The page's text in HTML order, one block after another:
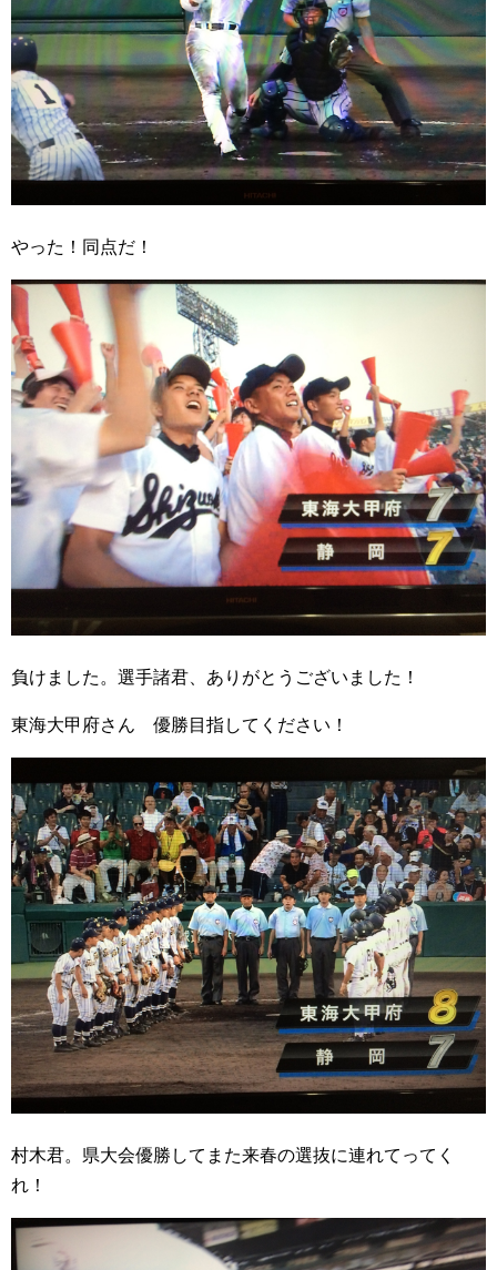
やった！同点だ！
負けました。選手諸君、ありがとうございました！
東海大甲府さん 優勝目指してください！
村木君。県大会優勝してまた来春の選抜に連れてってく
れ！